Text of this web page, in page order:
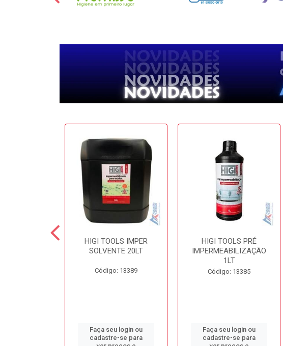
HIGI TOOLS IMPER
SOLVENTE 20LT
Código: 13389
Faça seu login ou
cadastre-se para
HIGI TOOLS PRÉ
IMPERMEABILIZAÇÃO
1LT
Código: 13385
Faça seu login ou
cadastre-se para